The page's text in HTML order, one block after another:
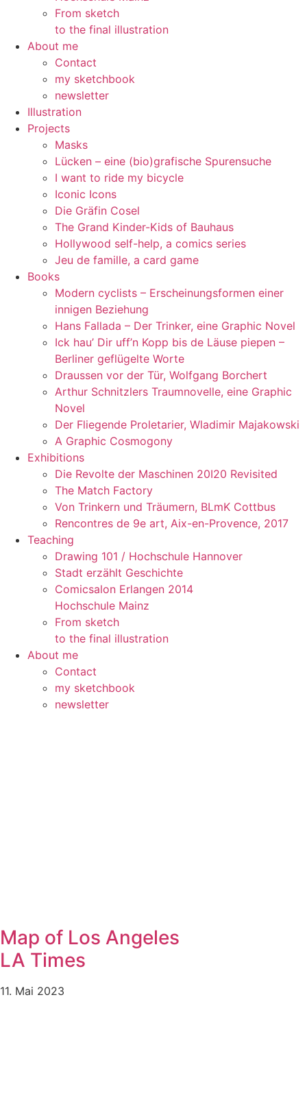
From sketch
to the final illustration
About me
Contact
my sketchbook
newsletter
Illustration
Projects
Masks
Lücken – eine (bio)grafische Spurensuche
I want to ride my bicycle
Iconic Icons
Die Gräfin Cosel
The Grand Kinder-Kids of Bauhaus
Hollywood self-help, a comics series
Jeu de famille, a card game
Books
Modern cyclists – Erscheinungsformen einer
innigen Beziehung
Hans Fallada – Der Trinker, eine Graphic Novel
Ick hau’ Dir uff’n Kopp bis de Läuse piepen –
Berliner geflügelte Worte
Draussen vor der Tür, Wolfgang Borchert
Arthur Schnitzlers Traumnovelle, eine Graphic
Novel
Der Fliegende Proletarier, Wladimir Majakowski
A Graphic Cosmogony
Exhibitions
Die Revolte der Maschinen 20I20 Revisited
The Match Factory
Von Trinkern und Träumern, BLmK Cottbus
Rencontres de 9e art, Aix-en-Provence, 2017
Teaching
Drawing 101 / Hochschule Hannover
Stadt erzählt Geschichte
Comicsalon Erlangen 2014
Hochschule Mainz
From sketch
to the final illustration
About me
Contact
my sketchbook
newsletter
Map of Los Angeles
LA Times
11. Mai 2023